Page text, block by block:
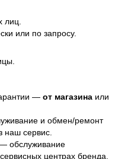
лиц.
или по запросу.
— от магазина или
и обмен/ремонт
наш сервис.
обслуживание
центрах бренда.